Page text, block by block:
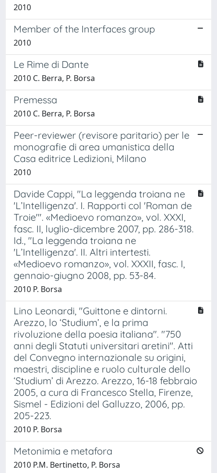
2010
Member of the Interfaces group
2010
Le Rime di Dante
2010 C. Berra, P. Borsa
Premessa
2010 C. Berra, P. Borsa
Peer-reviewer (revisore paritario) per le
monografie di area umanistica della
Casa editrice Ledizioni, Milano
2010
Davide Cappi, "La leggenda troiana ne
'L’Intelligenza'. I. Rapporti col 'Roman de
Troie'". «Medioevo romanzo», vol. XXXI,
fasc. II, luglio-dicembre 2007, pp. 286-318.
Id., "La leggenda troiana ne
'L’Intelligenza'. II. Altri intertesti.
«Medioevo romanzo», vol. XXXII, fasc. I,
gennaio-giugno 2008, pp. 53-84.
2010 P. Borsa
Lino Leonardi, "Guittone e dintorni.
Arezzo, lo ‘Studium’, e la prima
rivoluzione della poesia italiana". "750
anni degli Statuti universitari aretini". Atti
del Convegno internazionale su origini,
maestri, discipline e ruolo culturale dello
‘Studium’ di Arezzo. Arezzo, 16-18 febbraio
2005, a cura di Francesco Stella, Firenze,
Sismel - Edizioni del Galluzzo, 2006, pp.
205-223.
2010 P. Borsa
Metonimia e metafora
2010 P.M. Bertinetto, P. Borsa